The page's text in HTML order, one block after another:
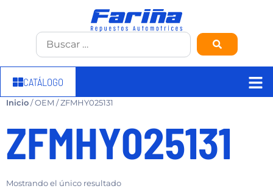
CATÁLOGO
Inicio/ OEM / ZFMHY025131
ZFMHY025131
Mostrando el único resultado